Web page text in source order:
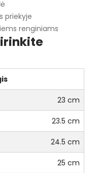
priekyje
renginiams
23 cm
23.5 cm
24.5 cm
25 cm